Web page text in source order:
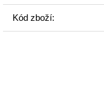
Kód zboží: